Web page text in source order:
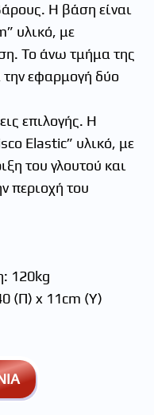
Η βάση είναι
υλικό, με
Το άνω τμήμα της
την εφαρμογή δύο
επιλογής. H
Elastic” υλικό, με
του γλουτού και
περιοχή του
120kg
(Π) x 11cm (Υ)